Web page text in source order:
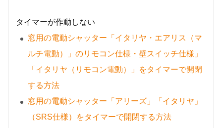
タイマーが作動しない
窓用の電動シャッター「イタリヤ・エアリス（マ
ルチ電動）」のリモコン仕様・壁スイッチ仕様」
「イタリヤ（リモコン電動）」をタイマーで開閉
する方法
窓用の電動シャッター「アリーズ」「イタリヤ」
（SRS仕様）をタイマーで開閉する方法